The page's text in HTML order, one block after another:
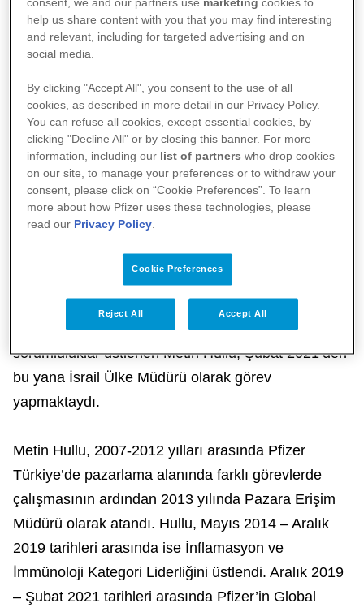
Boğaziçi Üniversitesi Kimya Mühendisliği
bölümünden mezun olan Metin Hullu, New York
Columbia Üniversitesi’nde Endüstri Mühendisliği
dalında yüksek lisansını tamamladı. Pfizer’deki 16
yılı aşkın kariyer yolculuğunda pazarlama, pazar
erişim, strateji ve liderlik pozisyonlarında
sorumluluklar üstlenen Metin Hullu, Şubat 2021’den
bu yana İsrail Ülke Müdürü olarak görev
yapmaktaydı.
Metin Hullu, 2007-2012 yılları arasında Pfizer
Türkiye’de pazarlama alanında farklı görevlerde
çalışmasının ardından 2013 yılında Pazara Erişim
Müdürü olarak atandı. Hullu, Mayıs 2014 – Aralık
2019 tarihleri arasında ise İnflamasyon ve
İmmünoloji Kategori Liderliğini üstlendi. Aralık 2019
– Şubat 2021 tarihleri arasında Pfizer’in Global
consent, we and our partners use marketing cookies to
help us share content with you that you may find interesting
and relevant, including for targeted advertising and on
social media.
By clicking "Accept All", you consent to the use of all
cookies, as described in more detail in our Privacy Policy.
You can refuse all cookies, except essential cookies, by
clicking "Decline All" or by closing this banner. For more
information, including our list of partners who drop cookies
on our site, to manage your preferences or to withdraw your
consent, please click on “Cookie Preferences”. To learn
more about how Pfizer uses these technologies, please
read our Privacy Policy.
Cookie Preferences
Reject All Accept All